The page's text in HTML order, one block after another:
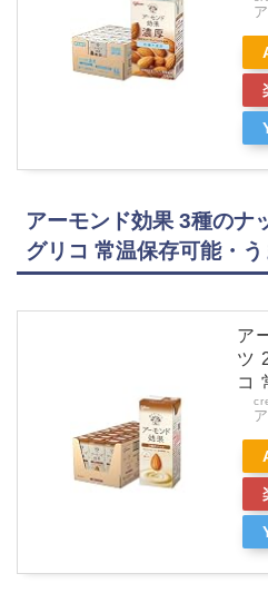
アーモンド効果 3種のナ
グリコ 常温保存可能・
ア
ツ
コ